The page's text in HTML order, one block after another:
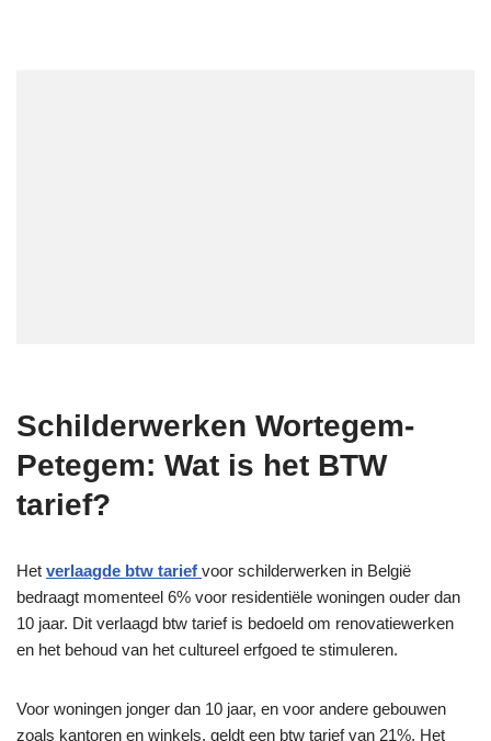
Schilderwerken Wortegem-
Petegem: Wat is het BTW
tarief?
Het verlaagde btw tarief voor schilderwerken in België
bedraagt ​​momenteel 6% voor residentiële woningen ouder dan
10 jaar. Dit verlaagd btw tarief is bedoeld om renovatiewerken
en het behoud van het cultureel erfgoed te stimuleren.
Voor woningen jonger dan 10 jaar, en voor andere gebouwen
zoals kantoren en winkels, geldt een btw tarief van 21%. Het